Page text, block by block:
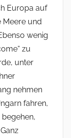
Europa auf
Meere und
wenig
zu
unter
nehmen
fahren,